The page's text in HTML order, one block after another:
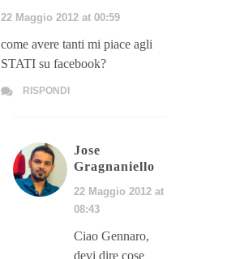
22 Maggio 2012 at 00:59
come avere tanti mi piace agli
STATI su facebook?
RISPONDI
Jose
Gragnaniello
22 Maggio 2012 at
08:43
Ciao Gennaro,
devi dire cose